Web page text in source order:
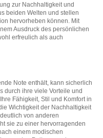
zur Nachhaltigkeit und
beiden Welten und stellen
hervorheben können. Mit
Ausdruck des persönlichen
erfreulich als auch
Note enthält, kann sicherlich
durch ihre viele Vorteile und
Fähigkeit, Stil und Komfort in
Wichtigkeit der Nachhaltigkeit
von anderen
sie zu einer hervorragenden
einem modischen